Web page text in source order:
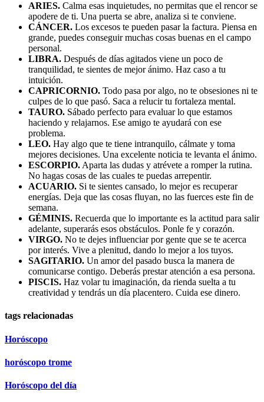
ARIES. Calma esas inquietudes, no permitas que el rencor se
apodere de ti. Una puerta se abre, analiza si te conviene.
CÁNCER. Los excesos te pueden pasar la factura. Piensa en
grande, puedes conseguir muchas cosas buenas en el campo
personal.
LIBRA. Después de días agitados viene un poco de
tranquilidad, te sientes de mejor ánimo. Haz caso a tu
intuición.
CAPRICORNIO. Todo pasa por algo, no te obsesiones ni te
culpes de lo que pasó. Saca a relucir tu fortaleza mental.
TAURO. Sábado perfecto para evaluar lo que estamos
haciendo y relajarnos. Ese amigo te ayudará con ese
problema.
LEO. Hay algo que te tiene intranquilo, cálmate y toma
mejores decisiones. Una excelente noticia te levanta el ánimo.
ESCORPIO. Aparta las dudas y atrévete a romper la rutina.
No hagas cosas de las cuales te puedas arrepentir.
ACUARIO. Si te sientes cansado, lo mejor es recuperar
energías. Deja que las cosas fluyan, no las fuerces este fin de
semana.
GÉMINIS. Recuerda que lo importante es la actitud para salir
adelante, superarás esos obstáculos. Ponle fe y corazón.
VIRGO. No te dejes influenciar por gente que se te acerca
por interés. Vive a plenitud, dando lo mejor a los tuyos.
SAGITARIO. Un amor del pasado busca la manera de
comunicarse contigo. Deberás prestar atención a esa persona.
PISCIS. Haz volar tu imaginación, da rienda suelta a tu
creatividad y tendrás un día placentero. Cuida ese dinero.
tags relacionadas
Horóscopo
horóscopo trome
Horóscopo del día